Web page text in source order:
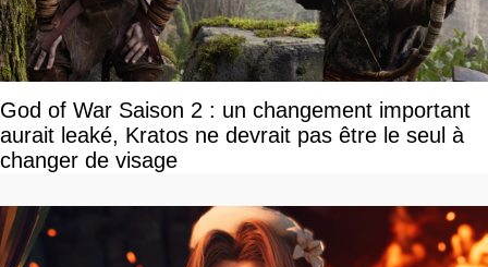
God of War Saison 2 : un changement important
aurait leaké, Kratos ne devrait pas être le seul à
changer de visage